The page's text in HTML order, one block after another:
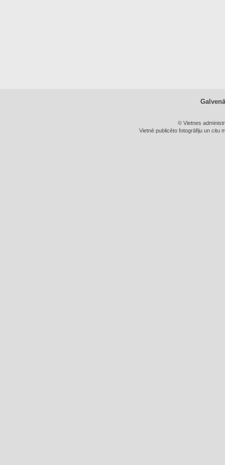
© Vietnes
Vietnē publicēto fotogrāfiju un citu